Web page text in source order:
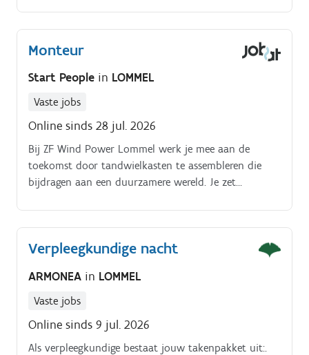
en die het verschil willen maken op de werkvloer.
Monteur
Start People in LOMMEL
Vaste jobs
Online sinds 28 jul. 2026
Bij ZF Wind Power Lommel werk je mee aan de
toekomst door tandwielkasten te assembleren die
bijdragen aan een duurzamere wereld. Je zet
zorgt voor de afwerking van de tandwielkast, zodat
alles perfect isJe maakt de tandwielkast klaar voor
vaardigheden zijn essentieel voor topkwaliteit
Verpleegkundige nacht
ARMONEA in LOMMEL
Vaste jobs
Online sinds 9 jul. 2026
Als verpleegkundige bestaat jouw takenpakket uit:.